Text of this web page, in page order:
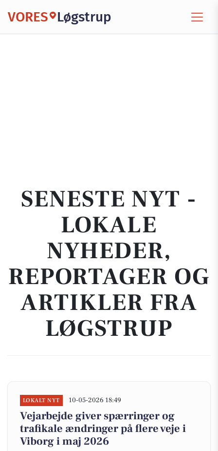
VORES Løgstrup
SENESTE NYT -
LOKALE
NYHEDER,
REPORTAGER OG
ARTIKLER FRA
LØGSTRUP
LOKALT NYT 10-05-2026 18:49
Vejarbejde giver spærringer og
trafikale ændringer på flere veje i
Viborg i maj 2026